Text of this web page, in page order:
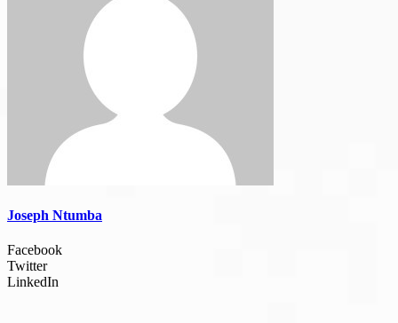
Joseph Ntumba
Facebook
Twitter
LinkedIn